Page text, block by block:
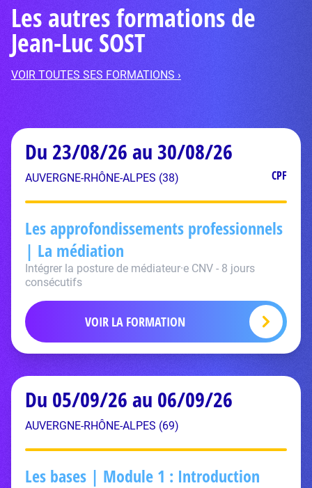
Les autres formations de
Jean-Luc SOST
VOIR TOUTES SES FORMATIONS ›
Du 23/08/26 au 30/08/26
AUVERGNE-RHÔNE-ALPES (38) CPF
Les approfondissements professionnels
| La médiation
Intégrer la posture de médiateur·e CNV - 8 jours
consécutifs
VOIR LA FORMATION
Du 05/09/26 au 06/09/26
AUVERGNE-RHÔNE-ALPES (69)
Les bases | Module 1 : Introduction